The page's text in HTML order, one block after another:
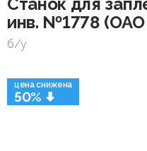
цена снижена
50%
инв. №1778
б/у